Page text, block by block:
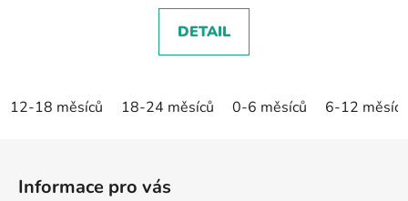
DETAIL
12-18 měsíců 18-24 měsíců 0-6 měsíců 6-12 měsíců
Informace pro vás